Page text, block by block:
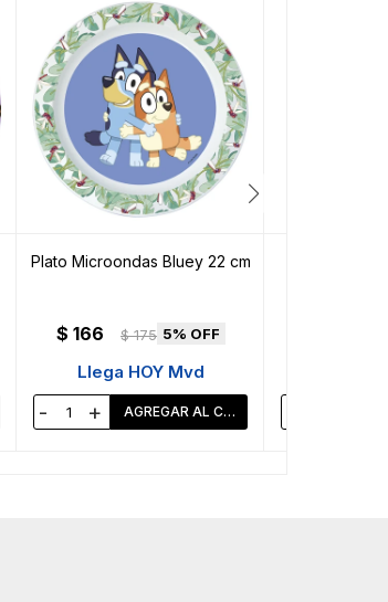
Plato Microondas Bluey 22 cm
$ 166 $ 175 5
Llega HOY Mvd
- +